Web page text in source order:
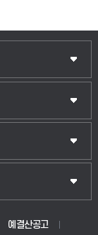
예결산공고